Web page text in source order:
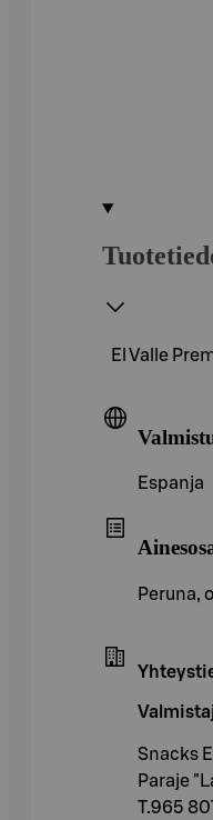
El Valle
Espanja
Peruna,
Snacks
Paraje
T.965